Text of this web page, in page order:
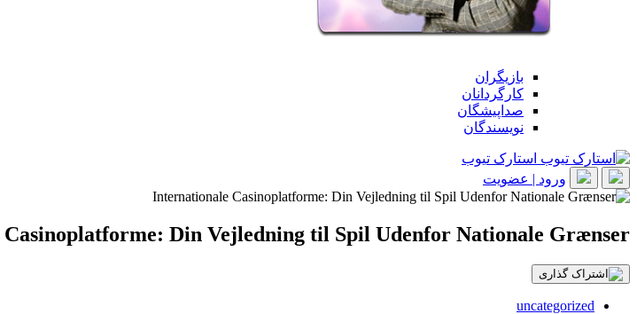
بازیگران
کارگردانان
صداپیشگان
نویسندگان
استارک تیوب
ورود | عضویت
Din Vejledning til Spil Udenfor Nationale Grænser
uncategorized